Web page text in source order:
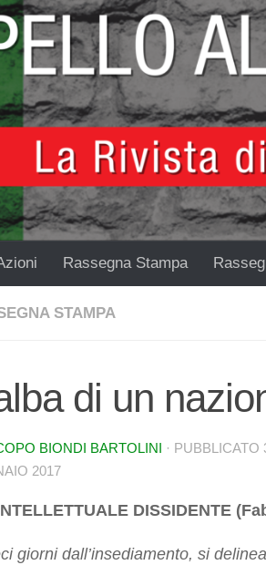
Rassegna Stampa
STAMPA
di un
BIONDI BARTOLINI · PUBBLICATO
2017
DISSIDENTE
giorni dall’insediamento, si